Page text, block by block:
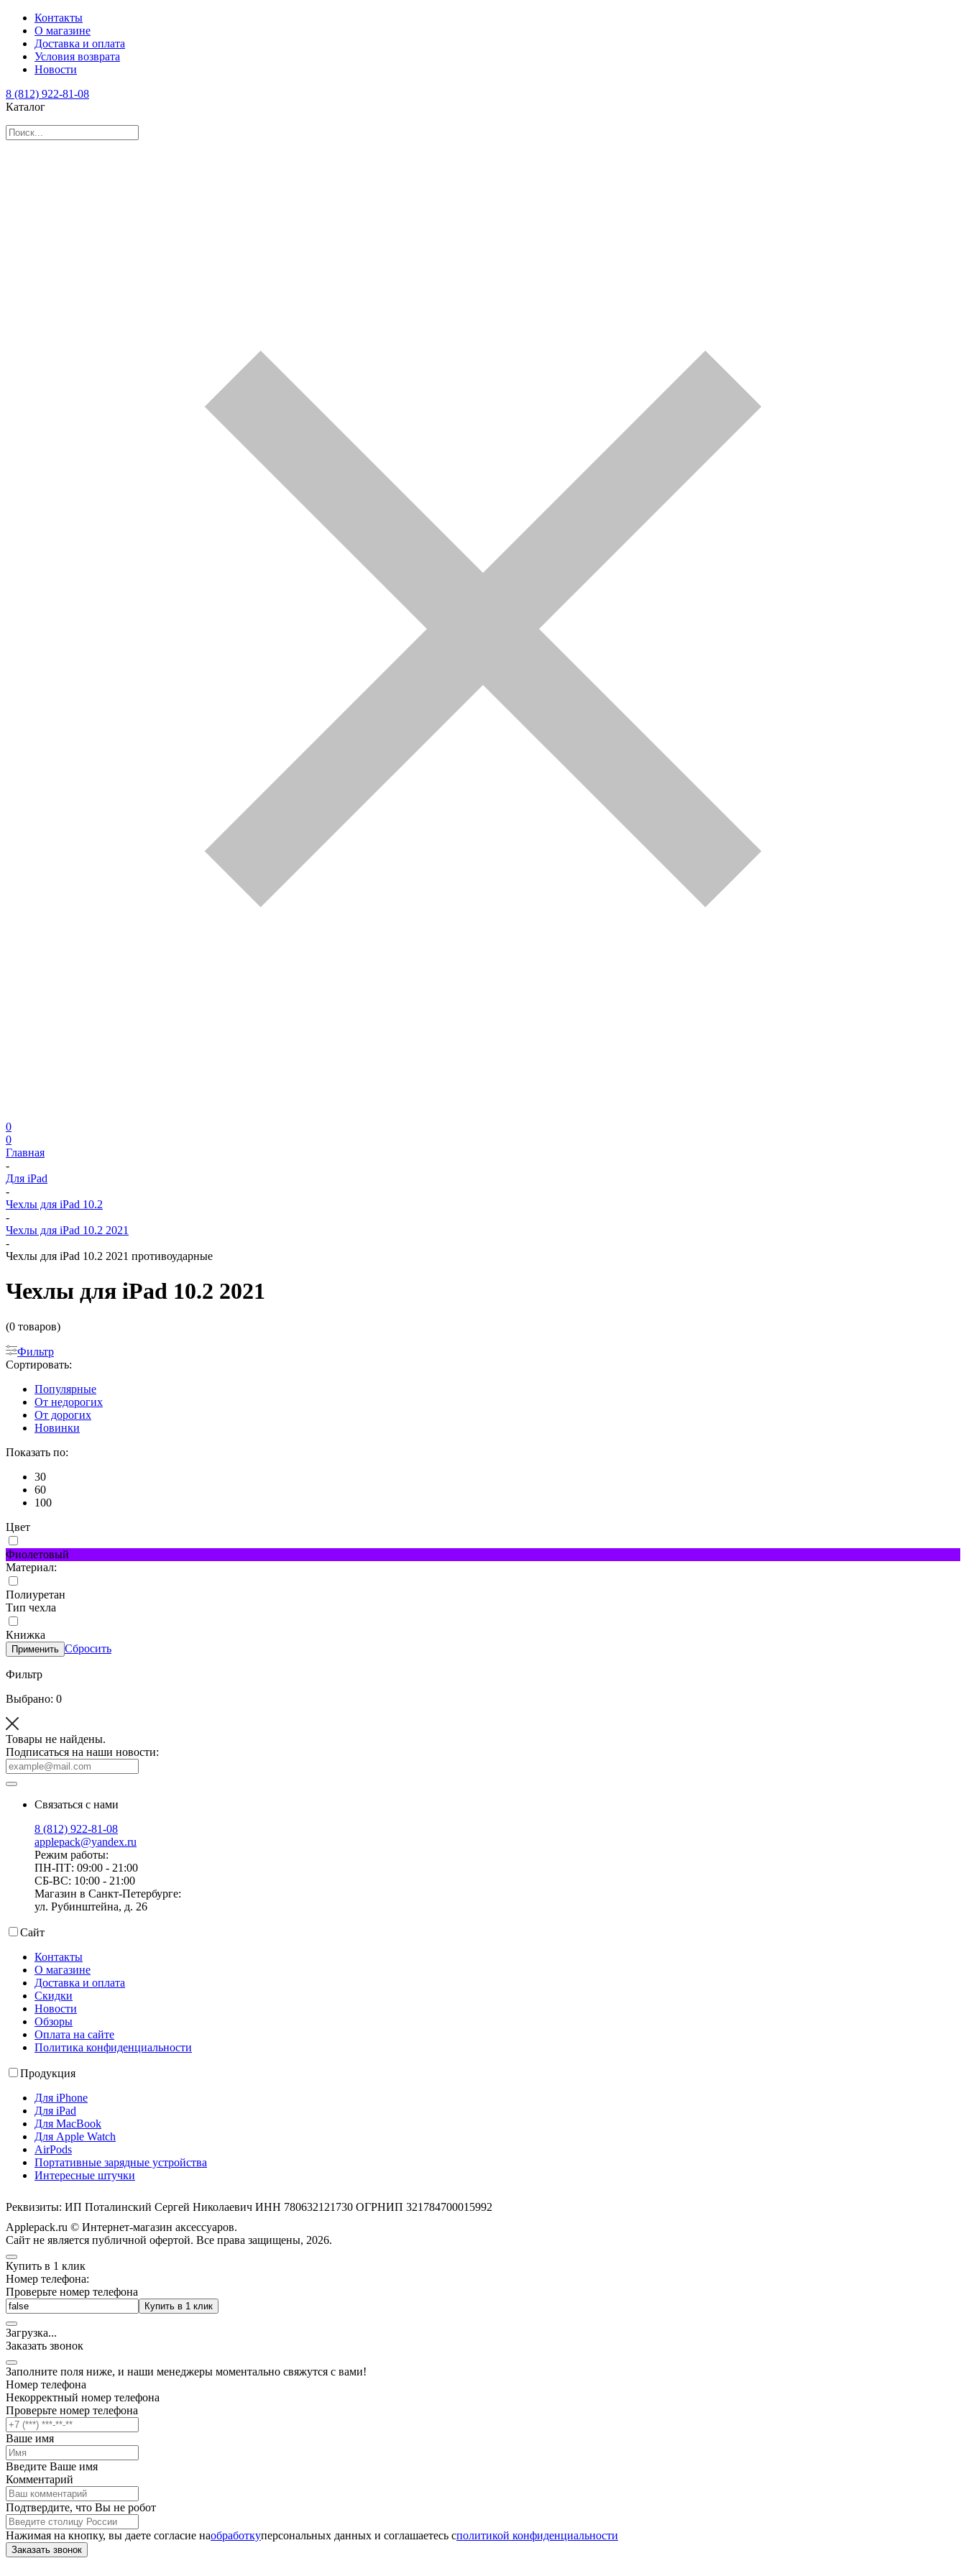
Контакты
О магазине
Доставка и оплата
Условия возврата
Новости
8 (812) 922-81-08
Каталог
0
0
Главная
-
Для iPad
-
Чехлы для iPad 10.2
-
Чехлы для iPad 10.2 2021
-
Чехлы для iPad 10.2 2021 противоударные
Чехлы для iPad 10.2 2021
(0 товаров)
Фильтр
Сортировать:
Популярные
От недорогих
От дорогих
Новинки
Показать по:
30
60
100
Цвет
Фиолетовый
Материал:
Полиуретан
Тип чехла
Книжка
Применить Сбросить
Фильтр
Выбрано: 0
Товары не найдены.
Подписаться на наши новости:
Связаться с нами
8 (812) 922-81-08
applepack@yandex.ru
Режим работы:
ПН-ПТ: 09:00 - 21:00
СБ-ВС: 10:00 - 21:00
Магазин в Санкт-Петербурге:
ул. Рубинштейна, д. 26
Сайт
Контакты
О магазине
Доставка и оплата
Скидки
Новости
Обзоры
Оплата на сайте
Политика конфиденциальности
Продукция
Для iPhone
Для iPad
Для MacBook
Для Apple Watch
AirPods
Портативные зарядные устройства
Интересные штучки
Реквизиты: ИП Поталинский Сергей Николаевич ИНН 780632121730 ОГРНИП 321784700015992
Applepack.ru © Интернет-магазин аксессуаров.
Cайт не является публичной офертой. Все права защищены, 2026.
Купить в 1 клик
Номер телефона:
Проверьте номер телефона
Купить в 1 клик
Загрузка...
Заказать звонок
Заполните поля ниже, и наши менеджеры моментально свяжутся с вами!
Номер телефона
Некорректный номер телефона
Проверьте номер телефона
Ваше имя
Введите Ваше имя
Комментарий
Подтвердите, что Вы не робот
Нажимая на кнопку, вы даете согласие наобработкуперсональных данных и соглашаетесь cполитикой конфиденциальности
Заказать звонок